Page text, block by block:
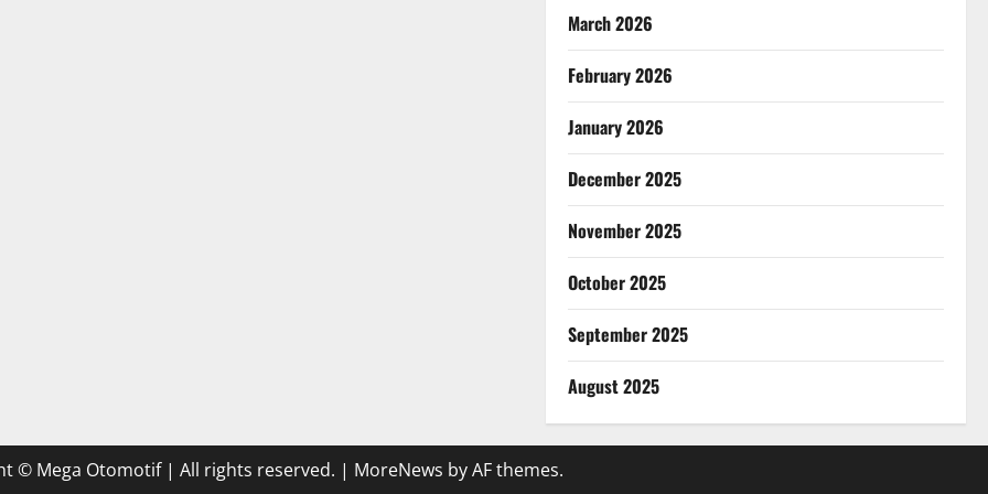
March 2026
February 2026
January 2026
December 2025
November 2025
October 2025
September 2025
August 2025
© Mega Otomotif | All rights reserved. | MoreNews by AF themes.